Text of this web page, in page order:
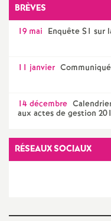
BRÈVES
19 mai Enquête S1 sur
11 janvier
14 décembre
aux actes de gestion
RÉSEAUX SOCIAUX